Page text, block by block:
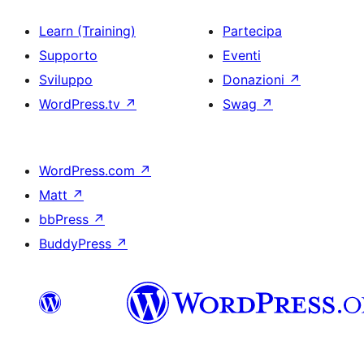
Learn (Training)
Supporto
Sviluppo
WordPress.tv ↗
Partecipa
Eventi
Donazioni ↗
Swag ↗
WordPress.com ↗
Matt ↗
bbPress ↗
BuddyPress ↗